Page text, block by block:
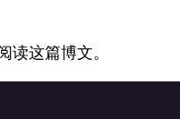
这篇博文。